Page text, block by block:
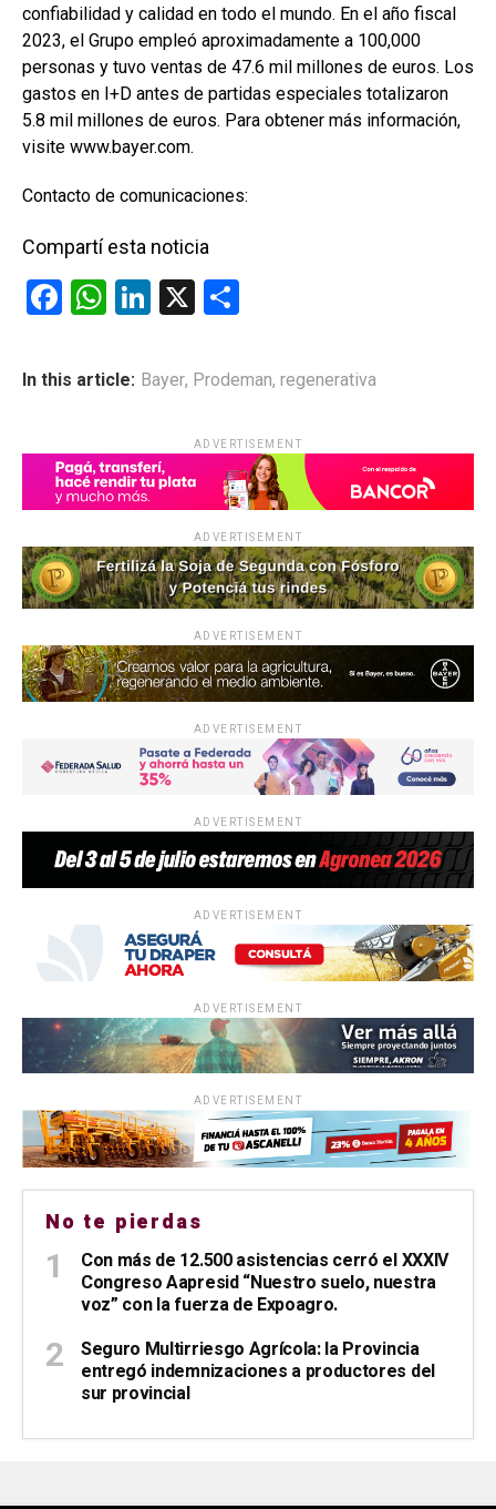
confiabilidad y calidad en todo el mundo. En el año fiscal
2023, el Grupo empleó aproximadamente a 100,000
personas y tuvo ventas de 47.6 mil millones de euros. Los
gastos en I+D antes de partidas especiales totalizaron
5.8 mil millones de euros. Para obtener más información,
visite www.bayer.com.
Contacto de comunicaciones:
Compartí esta noticia
F
ce
o
k
W
at
p
p
Li
ke
dI
X
m
ar
tir
In this article: Bayer, Prodeman, regenerativa
ADVERTISEMENT
ADVERTISEMENT
ADVERTISEMENT
ADVERTISEMENT
ADVERTISEMENT
ADVERTISEMENT
ADVERTISEMENT
ADVERTISEMENT
No te pierdas
Con más de 12.500 asistencias cerró el XXXIV
Congreso Aapresid “Nuestro suelo, nuestra
voz” con la fuerza de Expoagro.
Seguro Multirriesgo Agrícola: la Provincia
entregó indemnizaciones a productores del
sur provincial